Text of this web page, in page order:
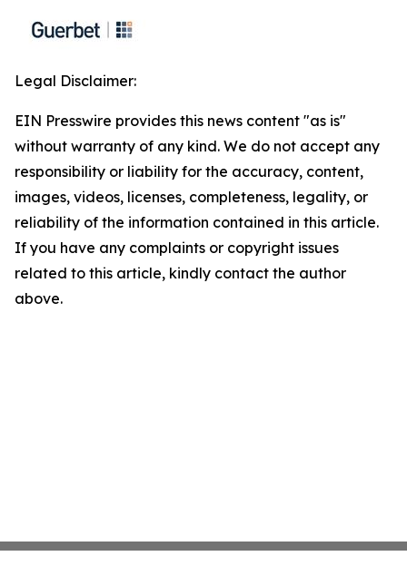
Legal Disclaimer:
EIN Presswire provides this news content "as is"
without warranty of any kind. We do not accept any
responsibility or liability for the accuracy, content,
images, videos, licenses, completeness, legality, or
reliability of the information contained in this article.
If you have any complaints or copyright issues
related to this article, kindly contact the author
above.